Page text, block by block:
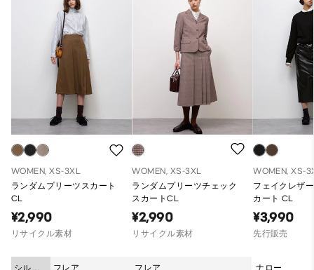
WOMEN, XS-3XL
ランダムプリーツスカート
CL
¥2,990
リサイクル素材
シルエ
フレア
WOMEN, XS-3XL
ランダムプリーツチェック
スカートCL
¥2,990
リサイクル素材
フレア
WOMEN, XS-
フェイクレザ
カート CL
¥3,990
先行販売
ナロー